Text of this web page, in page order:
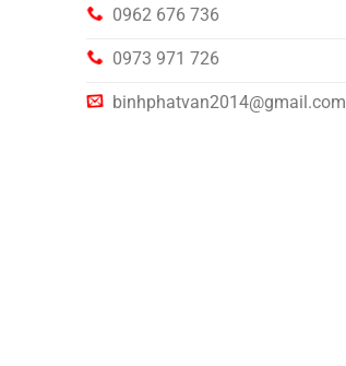
0962 676 736
0973 971 726
binhphatvan2014@gmail.com